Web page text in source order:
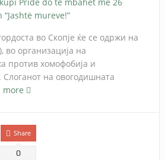
во Скопје ќе се одржи на
во организација на
против хомофобија и
на овогодишната
more
Share
0